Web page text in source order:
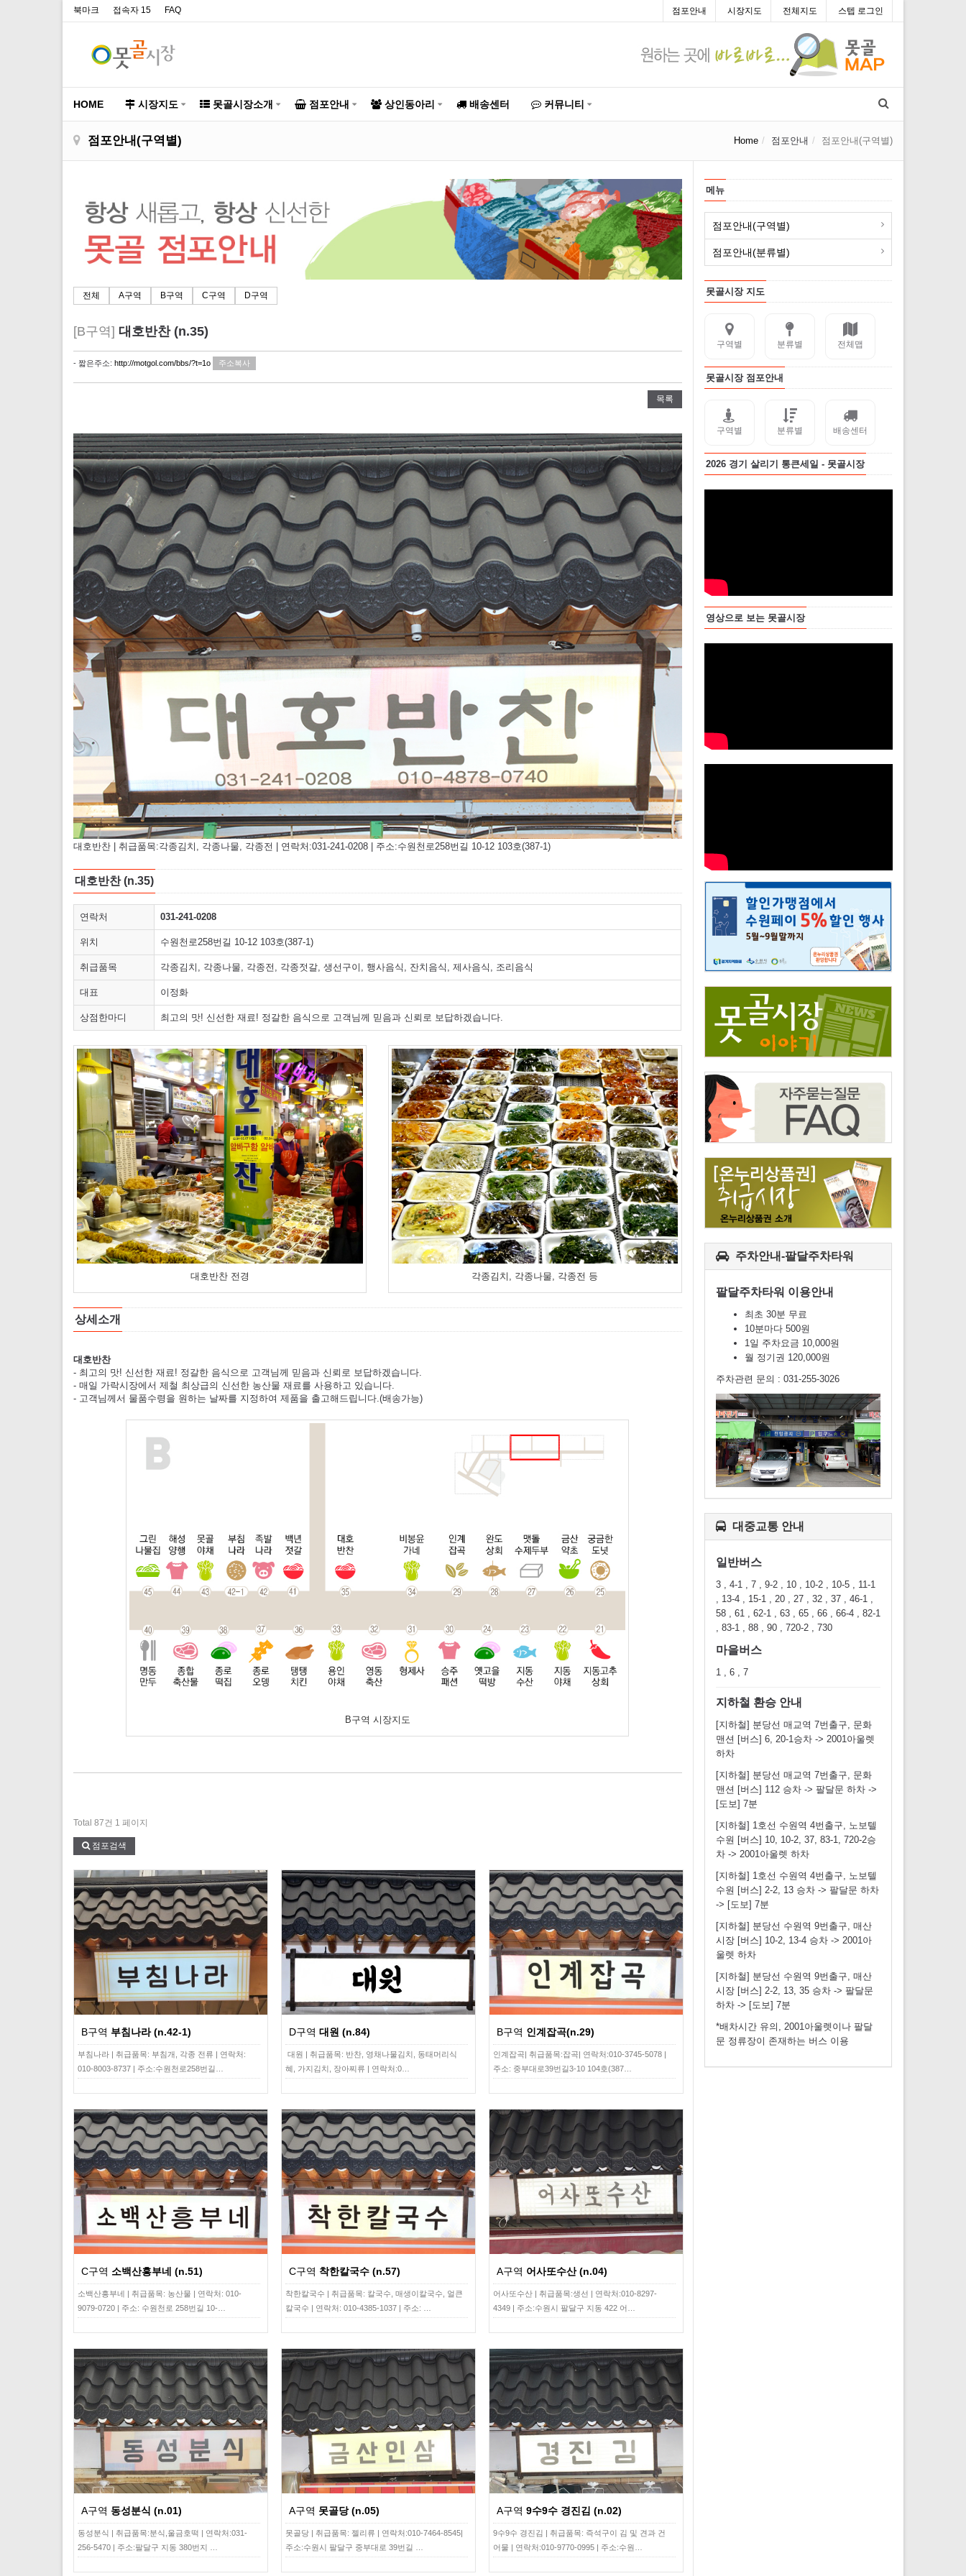
북마크 접속자 15 FAQ 점포안내 시장지도 전체지도 스텝 로그인
HOME 시장지도 못골시장소개 점포안내 상인동아리 배송센터 커뮤니티
점포안내(구역별) Home 점포안내 점포안내(구역별)
전체 A구역 B구역 C구역 D구역
[B구역] 대호반찬 (n.35)
- 짧은주소: http://motgol.com/bbs/?t=1o 주소복사
목록
대호반찬 | 취급품목:각종김치, 각종나물, 각종전 | 연락처:031-241-0208 | 주소:수원천로258번길 10-12 103호(387-1)
대호반찬 (n.35)
연락처 031-241-0208
위치 수원천로258번길 10-12 103호(387-1)
취급품목 각종김치, 각종나물, 각종전, 각종젓갈, 생선구이, 행사음식, 잔치음식, 제사음식, 조리음식
대표 이정화
상점한마디 최고의 맛! 신선한 재료! 정갈한 음식으로 고객님께 믿음과 신뢰로 보답하겠습니다.
대호반찬 전경 각종김치, 각종나물, 각종전 등
상세소개
대호반찬
- 최고의 맛! 신선한 재료! 정갈한 음식으로 고객님께 믿음과 신뢰로 보답하겠습니다.
- 매일 가락시장에서 제철 최상급의 신선한 농산물 재료를 사용하고 있습니다.
- 고객님께서 물품수령을 원하는 날짜를 지정하여 제품을 출고해드립니다.(배송가능)
B구역 시장지도
Total 87건 1 페이지
점포검색
B구역 부침나라 (n.42-1)
부침나라 | 취급품목: 부침개, 각종 전류 | 연락처:
010-8003-8737 | 주소:수원천로258번길…
D구역 대원 (n.84)
대원 | 취급품목: 반찬, 영채나물김치, 동태머리식
혜, 가지김치, 장아찌류 | 연락처:0…
B구역 인계잡곡(n.29)
인계잡곡| 취급품목:잡곡| 연락처:010-3745-5078 |
주소: 중부대로39번길3-10 104호(387…
C구역 소백산흥부네 (n.51)
소백산흥부네 | 취급품목: 농산물 | 연락처: 010-
9079-0720 | 주소: 수원천로 258번길 10-…
C구역 착한칼국수 (n.57)
착한칼국수 | 취급품목: 칼국수, 매생이칼국수, 얼큰
칼국수 | 연락처: 010-4385-1037 | 주소: …
A구역 어사또수산 (n.04)
어사또수산 | 취급품목:생선 | 연락처:010-8297-
4349 | 주소:수원시 팔달구 지동 422 어…
A구역 동성분식 (n.01)
동성분식 | 취급품목:분식,울금호떡 | 연락처:031-
256-5470 | 주소:팔달구 지동 380번지 …
A구역 못골당 (n.05)
못골당 | 취급품목: 젤리류 | 연락처:010-7464-8545|
주소:수원시 팔달구 중부대로 39번길 …
A구역 9수9수 경진김 (n.02)
9수9수 경진김 | 취급품목: 즉석구이 김 및 견과 건
어물 | 연락처:010-9770-0995 | 주소:수원…
메뉴
점포안내(구역별)
점포안내(분류별)
못골시장 지도
구역별 분류별 전체맵
못골시장 점포안내
구역별 분류별 배송센터
2026 경기 살리기 통큰세일 - 못골시장
영상으로 보는 못골시장
주차안내-팔달주차타워
팔달주차타워 이용안내
최초 30분 무료
10분마다 500원
1일 주차요금 10,000원
월 정기권 120,000원
주차관련 문의 : 031-255-3026
대중교통 안내
일반버스
3 , 4-1 , 7 , 9-2 , 10 , 10-2 , 10-5 , 11-1
, 13-4 , 15-1 , 20 , 27 , 32 , 37 , 46-1 ,
58 , 61 , 62-1 , 63 , 65 , 66 , 66-4 , 82-1
, 83-1 , 88 , 90 , 720-2 , 730
마을버스
1 , 6 , 7
지하철 환승 안내
[지하철] 분당선 매교역 7번출구, 문화
맨션 [버스] 6, 20-1승차 -> 2001아울렛
하차
[지하철] 분당선 매교역 7번출구, 문화
맨션 [버스] 112 승차 -> 팔달문 하차 ->
[도보] 7분
[지하철] 1호선 수원역 4번출구, 노보텔
수원 [버스] 10, 10-2, 37, 83-1, 720-2승
차 -> 2001아울렛 하차
[지하철] 1호선 수원역 4번출구, 노보텔
수원 [버스] 2-2, 13 승차 -> 팔달문 하차
-> [도보] 7분
[지하철] 분당선 수원역 9번출구, 매산
시장 [버스] 10-2, 13-4 승차 -> 2001아
울렛 하차
[지하철] 분당선 수원역 9번출구, 매산
시장 [버스] 2-2, 13, 35 승차 -> 팔달문
하차 -> [도보] 7분
*배차시간 유의, 2001아울렛이나 팔달
문 정류장이 존재하는 버스 이용